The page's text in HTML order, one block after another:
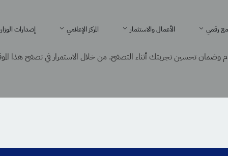
رقمي الأعمال والاستثمار المركز الإعلامي إصدارات
تحسين تجربتك أثناء التصفح. من خلال الاستمرار في تصفح هذا